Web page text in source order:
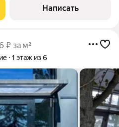
помещение в бизнес-
идеальное решение для
Написать
₽ за м²
1 этаж из 6